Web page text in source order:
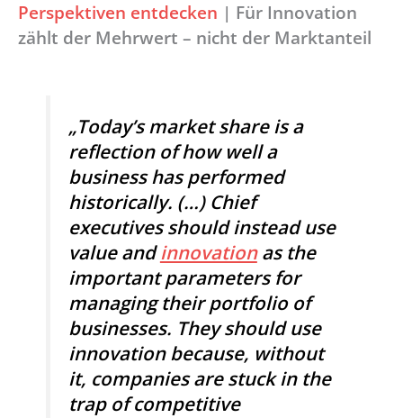
Perspektiven entdecken | Für Innovation
zählt der Mehrwert – nicht der Marktanteil
„Today’s market share is a
reflection of how well a
business has performed
historically. (…) Chief
executives should instead use
value andinnovationas the
important parameters for
managing their portfolio of
businesses. They should use
innovation because, without
it, companies are stuck in the
trap of competitive